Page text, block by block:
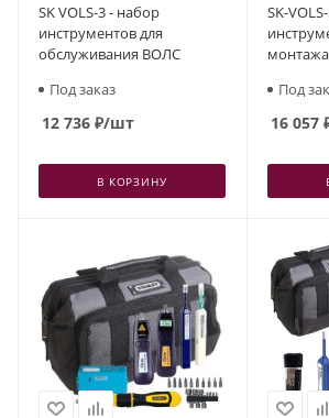
SK VOLS-3 - набор
инструментов для
обслуживания ВОЛС
Под заказ
12 736 ₽/шт
В КОРЗИНУ
SK-
Под
16 057